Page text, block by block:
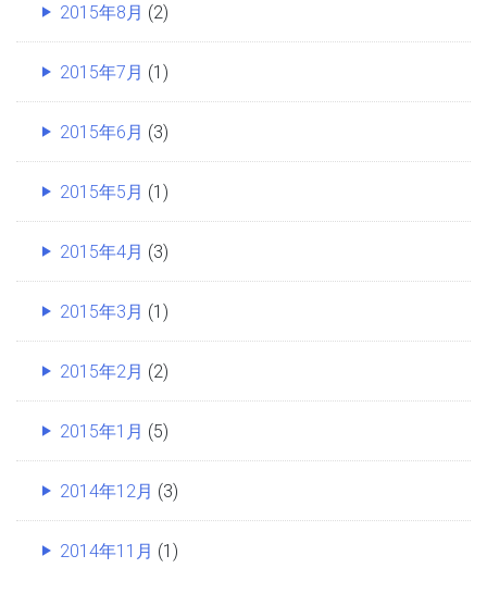
2015年8月 (2)
2015年7月 (1)
2015年6月 (3)
2015年5月 (1)
2015年4月 (3)
2015年3月 (1)
2015年2月 (2)
2015年1月 (5)
2014年12月 (3)
2014年11月 (1)